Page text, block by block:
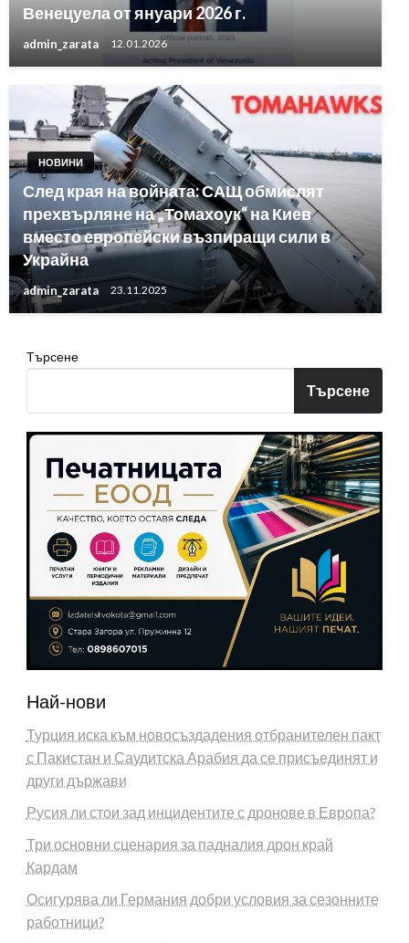
Венецуела от януари 2026 г.
admin_zarata 12.01.2026
НОВИНИ
След края на войната: САЩ обмислят
прехвърляне на „Томахоук“ на Киев
вместо европейски възпиращи сили в
Украйна
admin_zarata 23.11.2025
Търсене
Търсене
Най-нови
Турция иска към новосъздадения отбранителен пакт
с Пакистан и Саудитска Арабия да се присъединят и
други държави
Русия ли стои зад инцидентите с дронове в Европа?
Три основни сценария за падналия дрон край
Кардам
Осигурява ли Германия добри условия за сезонните
работници?